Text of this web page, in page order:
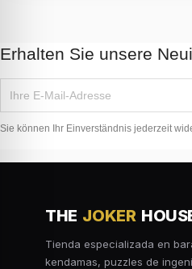
Erhalten Sie unsere
Sie können Ihr Einverständnis jederzeit
THE JOKER
Tienda especializada en
kendamas, puzzles de